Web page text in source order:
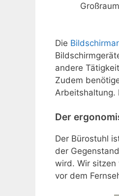
Die
andere
Zudem
Arbeitshaltung.
Der
Der Bürostuhl
der
wird. Wir sitzen
vor dem